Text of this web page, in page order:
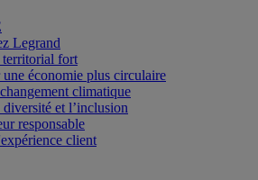
Legrand
territorial fort
économie plus circulaire
climatique
et l’inclusion
responsable
client